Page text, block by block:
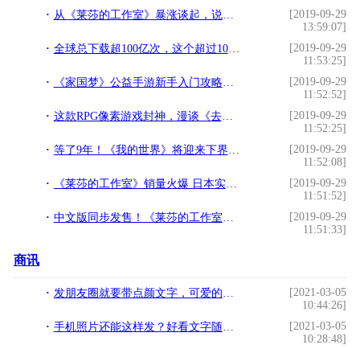
从《莱莎的工作室》暴涨谈起，说说近年来沦为“50包邮”的游戏
[2019-09-29
13:59:07]
全球总下载超100亿次，这个超过10年的IP又推出了一款新作
[2019-09-29
11:53:25]
《家国梦》公益手游新手入门攻略，如何选择建筑升级方向？
[2019-09-29
11:52:52]
这款RPG像素游戏封神，漫谈《去月球》八年经久不衰的缘由
[2019-09-29
11:52:25]
等了9年！《我的世界》将迎来下界更新，3个新地形和2种新生物
[2019-09-29
11:52:08]
《莱莎的工作室》销量火爆 日本实体版陷入缺货状态
[2019-09-29
11:51:52]
中文版同步发售！《莱莎的工作室》现已登陆Switch
[2019-09-29
11:51:33]
商讯
发朋友圈就要带点颜文字，可爱的颜文字转载!
[2021-03-05
10:44:26]
手机照片还能这样发？好看文字随便加，1分钟就会来试试!
[2021-03-05
10:28:48]